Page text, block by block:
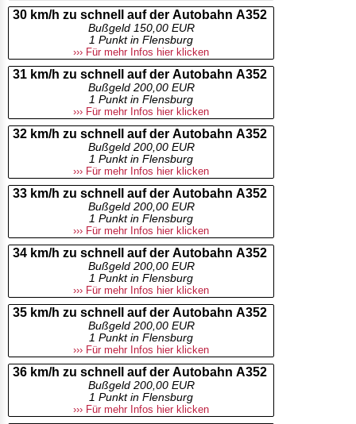
30 km/h zu schnell auf der Autobahn A352
Bußgeld 150,00 EUR
1 Punkt in Flensburg
››› Für mehr Infos hier klicken
31 km/h zu schnell auf der Autobahn A352
Bußgeld 200,00 EUR
1 Punkt in Flensburg
››› Für mehr Infos hier klicken
32 km/h zu schnell auf der Autobahn A352
Bußgeld 200,00 EUR
1 Punkt in Flensburg
››› Für mehr Infos hier klicken
33 km/h zu schnell auf der Autobahn A352
Bußgeld 200,00 EUR
1 Punkt in Flensburg
››› Für mehr Infos hier klicken
34 km/h zu schnell auf der Autobahn A352
Bußgeld 200,00 EUR
1 Punkt in Flensburg
››› Für mehr Infos hier klicken
35 km/h zu schnell auf der Autobahn A352
Bußgeld 200,00 EUR
1 Punkt in Flensburg
››› Für mehr Infos hier klicken
36 km/h zu schnell auf der Autobahn A352
Bußgeld 200,00 EUR
1 Punkt in Flensburg
››› Für mehr Infos hier klicken